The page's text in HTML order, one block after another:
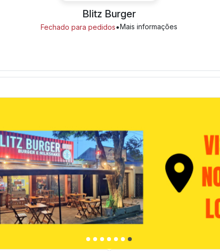
Blitz Burger
Fechado para pedidos•Mais informações